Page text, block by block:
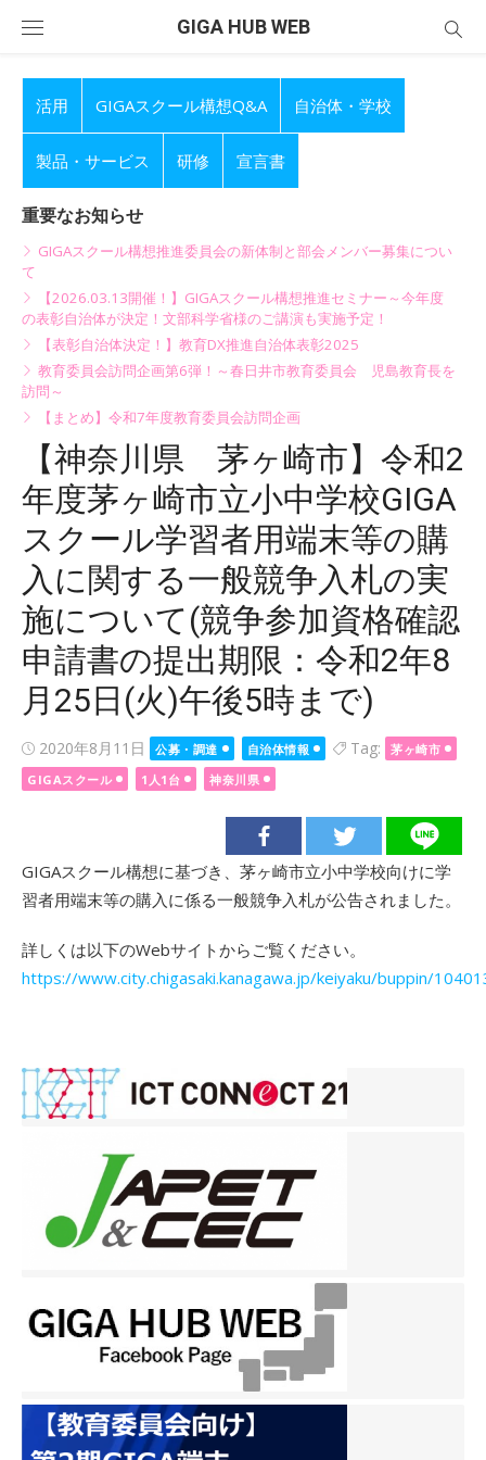
GIGA HUB WEB
活用 GIGAスクール構想Q&A 自治体・学校
製品・サービス 研修 宣言書
重要なお知らせ
GIGAスクール構想推進委員会の新体制と部会メンバー募集につい
て
【2026.03.13開催！】GIGAスクール構想推進セミナー～今年度
の表彰自治体が決定！文部科学省様のご講演も実施予定！
【表彰自治体決定！】教育DX推進自治体表彰2025
教育委員会訪問企画第6弾！～春日井市教育委員会 児島教育長を
訪問～
【まとめ】令和7年度教育委員会訪問企画
【神奈川県 茅ヶ崎市】令和2
年度茅ヶ崎市立小中学校GIGA
スクール学習者用端末等の購
入に関する一般競争入札の実
施について(競争参加資格確認
申請書の提出期限：令和2年8
月25日(火)午後5時まで)
Posted
on
2020年8月11日 公募・調達 自治体情報 Tag:
茅ヶ崎市
GIGAスクール
1人1台 神奈川県
GIGAスクール構想に基づき、茅ヶ崎市立小中学校向けに学
習者用端末等の購入に係る一般競争入札が公告されました。
詳しくは以下のWebサイトからご覧ください。
https://www.city.chigasaki.kanagawa.jp/keiyaku/buppin/